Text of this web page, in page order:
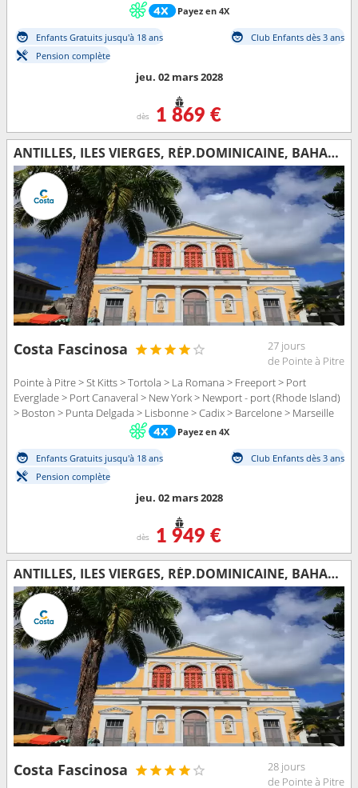
Payez en 4X
Enfants Gratuits jusqu'à 18 ans
Club Enfants dès 3 ans
Pension complète
jeu. 02 mars 2028
dès 1 869 €
ANTILLES, ILES VIERGES, RÉP.DOMINICAINE, BAHAMAS, FLORIDE (USA), ÉTATS-UNIS, AÇORES, PORTUGAL, ESPAGNE, FRANCE
Costa Fascinosa
27 jours
de Pointe à Pitre
Pointe à Pitre > St Kitts > Tortola > La Romana > Freeport > Port
Everglade > Port Canaveral > New York > Newport - port (Rhode Island)
> Boston > Punta Delgada > Lisbonne > Cadix > Barcelone > Marseille
Payez en 4X
Enfants Gratuits jusqu'à 18 ans
Club Enfants dès 3 ans
Pension complète
jeu. 02 mars 2028
dès 1 949 €
ANTILLES, ILES VIERGES, RÉP.DOMINICAINE, BAHAMAS, FLORIDE (USA), ÉTATS-UNIS, AÇORES, PORTUGAL, ESPAGNE, FRANCE, ITALIE
Costa Fascinosa
28 jours
de Pointe à Pitre